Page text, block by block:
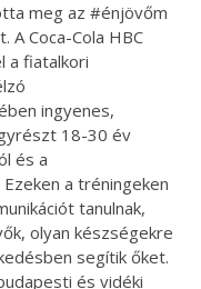
meg az #énjövőm
Coca-Cola HBC
a fiatalkori
ingyenes,
18-30 év
és a
a tréningeken
tanulnak,
olyan készségekre
segítik őket.
és vidéki